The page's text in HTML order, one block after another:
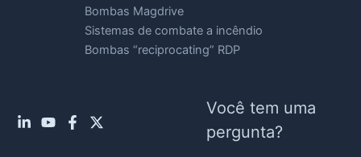
Bombas Magdrive
Sistemas de combate a incêndio
Bombas “reciprocating” RDP
Você tem uma
pergunta?